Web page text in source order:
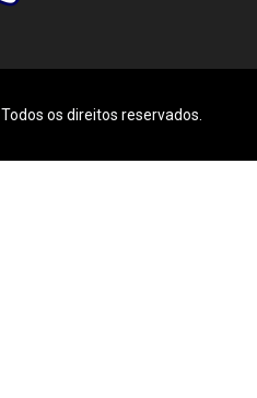
os direitos reservados.